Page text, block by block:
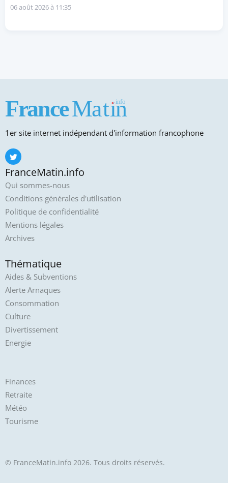
06 août 2026 à 11:35
1er site internet indépendant d'information francophone
FranceMatin.info
Qui sommes-nous
Conditions générales d'utilisation
Politique de confidentialité
Mentions légales
Archives
Thématique
Aides & Subventions
Alerte Arnaques
Consommation
Culture
Divertissement
Energie
Finances
Retraite
Météo
Tourisme
© FranceMatin.info 2026. Tous droits réservés.